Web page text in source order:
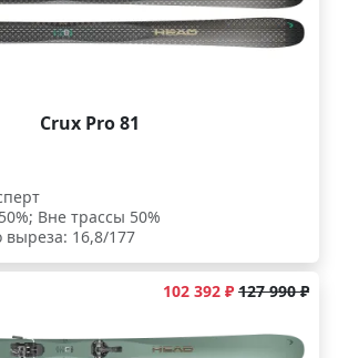
Crux Pro 81
Вне трассы 50%
выреза: 16,8/177
102 392 ₽ 127 990 ₽